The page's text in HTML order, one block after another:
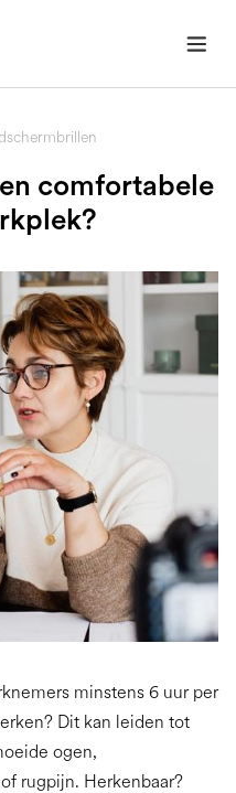
comfortabele
minstens 6 uur per
Dit kan leiden tot
ogen,
rugpijn. Herkenbaar?